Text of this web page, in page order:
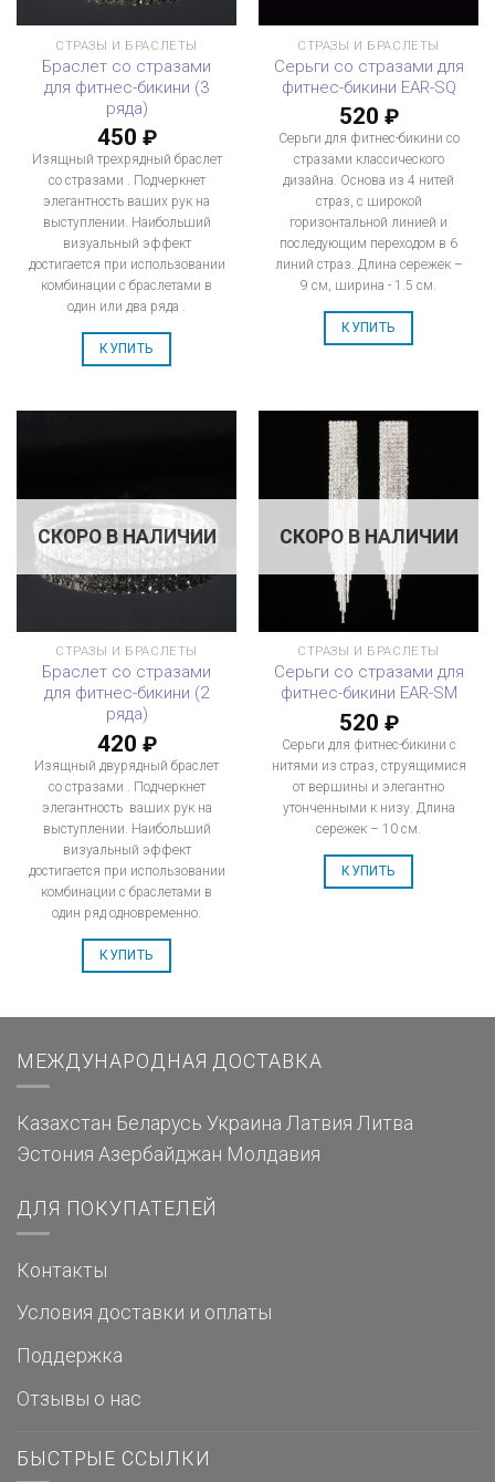
СТРАЗЫ И БРАСЛЕТЫ
Браслет со стразами
для фитнес-бикини (3
ряда)
450 ₽
Изящный трехрядный браслет
со стразами . Подчеркнет
элегантность ваших рук на
выступлении. Наибольший
визуальный эффект
достигается при использовании
комбинации с браслетами в
один или два ряда .
КУПИТЬ
СТРАЗЫ И БРАСЛЕТЫ
Серьги со стразами для
фитнес-бикини EAR-SQ
520 ₽
Серьги для фитнес-бикини со
стразами классического
дизайна. Основа из 4 нитей
страз, с широкой
горизонтальной линией и
последующим переходом в 6
линий страз. Длина сережек –
9 см, ширина - 1.5 см.
КУПИТЬ
СКОРО В НАЛИЧИИ
СТРАЗЫ И БРАСЛЕТЫ
Браслет со стразами
для фитнес-бикини (2
ряда)
420 ₽
Изящный двурядный браслет
со стразами . Подчеркнет
элегантность ваших рук на
выступлении. Наибольший
визуальный эффект
достигается при использовании
комбинации с браслетами в
один ряд одновременно.
КУПИТЬ
СКОРО В НАЛИЧИИ
СТРАЗЫ И БРАСЛЕТЫ
Серьги со стразами для
фитнес-бикини EAR-SM
520 ₽
Серьги для фитнес-бикини с
нитями из страз, струящимися
от вершины и элегантно
утонченными к низу. Длина
сережек – 10 см.
КУПИТЬ
МЕЖДУНАРОДНАЯ ДОСТАВКА
Казахстан Беларусь Украина Латвия Литва
Эстония Азербайджан Молдавия
ДЛЯ ПОКУПАТЕЛЕЙ
Контакты
Условия доставки и оплаты
Поддержка
Отзывы о нас
БЫСТРЫЕ ССЫЛКИ